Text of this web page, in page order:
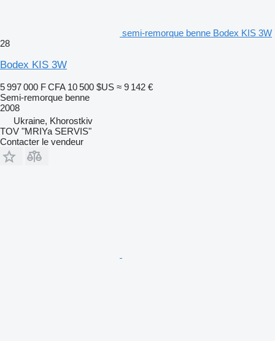
semi-remorque benne Bodex KIS 3W
28
Bodex KIS 3W
5 997 000 F CFA 10 500 $US ≈ 9 142 €
Semi-remorque benne
2008
Ukraine, Khorostkiv
TOV "MRIYa SERVIS"
Contacter le vendeur